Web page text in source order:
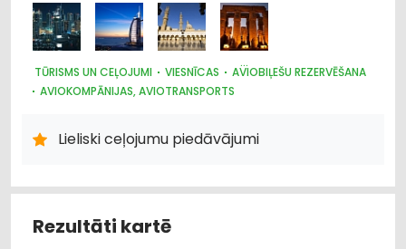
TŪRISMS UN CEĻOJUMI VIESNĪCAS
AVIOBIĻEŠU REZERVĒŠANA
AVIOKOMPĀNIJAS, AVIOTRANSPORTS
Lieliski ceļojumu piedāvājumi
Rezultāti kartē